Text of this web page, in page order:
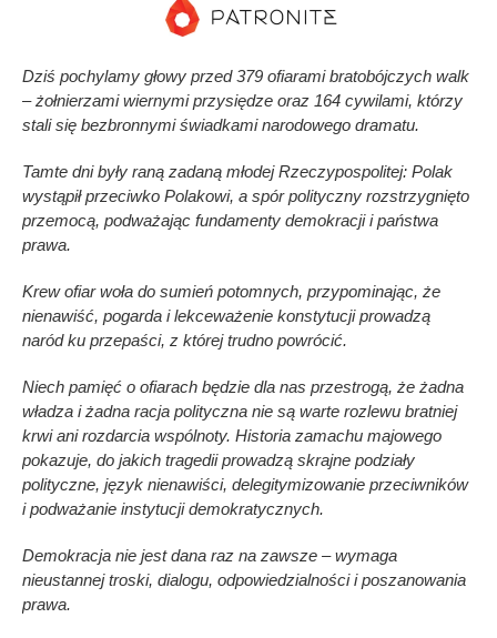
Dziś pochylamy głowy przed 379 ofiarami bratobójczych walk
– żołnierzami wiernymi przysiędze oraz 164 cywilami, którzy
stali się bezbronnymi świadkami narodowego dramatu.
Tamte dni były raną zadaną młodej Rzeczypospolitej: Polak
wystąpił przeciwko Polakowi, a spór polityczny rozstrzygnięto
przemocą, podważając fundamenty demokracji i państwa
prawa.
Krew ofiar woła do sumień potomnych, przypominając, że
nienawiść, pogarda i lekceważenie konstytucji prowadzą
naród ku przepaści, z której trudno powrócić.
Niech pamięć o ofiarach będzie dla nas przestrogą, że żadna
władza i żadna racja polityczna nie są warte rozlewu bratniej
krwi ani rozdarcia wspólnoty. Historia zamachu majowego
pokazuje, do jakich tragedii prowadzą skrajne podziały
polityczne, język nienawiści, delegitymizowanie przeciwników
i podważanie instytucji demokratycznych.
Demokracja nie jest dana raz na zawsze – wymaga
nieustannej troski, dialogu, odpowiedzialności i poszanowania
prawa.